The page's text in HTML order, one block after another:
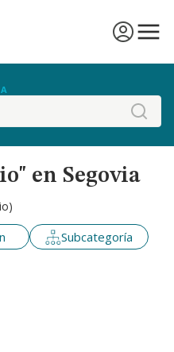
en Segovia
Subcategoría